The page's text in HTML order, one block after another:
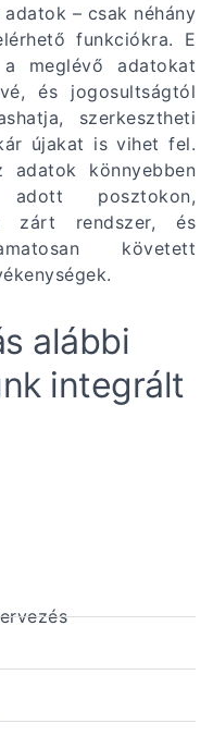
– csak néhány
funkciókra. E
meglévő adatokat
és jogosultságtól
szerkesztheti
újakat is vihet fel.
könnyebben
posztokon,
zárt rendszer, és
követett
alábbi
integrált